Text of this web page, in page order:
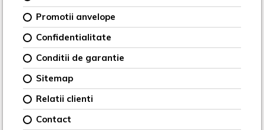
Promotii anvelope
Confidentialitate
Conditii de garantie
Sitemap
Relatii clienti
Contact